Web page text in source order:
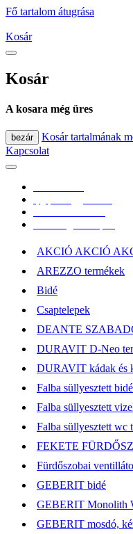
Fő tartalom átugrása
Kosár
Kosár
A kosara még üres
bezár
Kosár tartalmának
Kapcsolat
AKCIÓ AKCIÓ
AREZZO termékek
Bidé
Csaptelepek
DEANTE
DURAVIT D-Neo
DURAVIT kádak és
Falba süllyesztett
Falba süllyesztett
Falba süllyesztett wc
FEKETE
Fürdőszobai
GEBERIT bidé
GEBERIT Monolith
GEBERIT mosdó,